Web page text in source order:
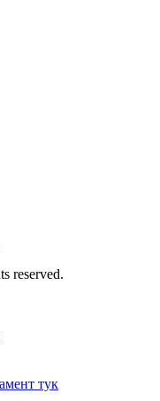
reserved.
тук